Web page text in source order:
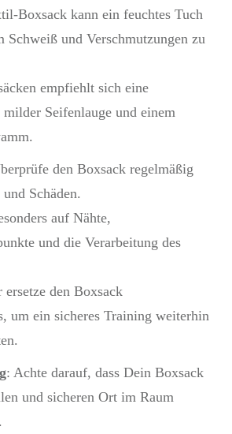
Boxsack kann ein feuchtes Tuch
Schweiß und Verschmutzungen zu
empfiehlt sich eine
Seifenlauge und einem
den Boxsack regelmäßig
Schäden.
auf Nähte,
und die Verarbeitung des
ersetze den Boxsack
um ein sicheres Training weiterhin
: Achte darauf, dass Dein Boxsack
und sicheren Ort im Raum